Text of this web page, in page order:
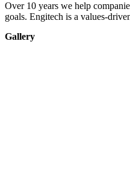
Over 10 years we help
goals. Engitech is a values-
Gallery